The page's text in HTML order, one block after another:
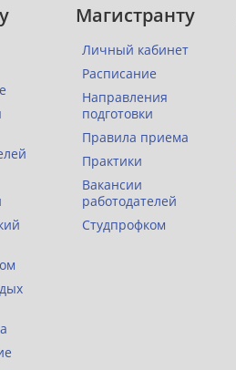
Магистранту
Личный кабинет
Расписание
Направления
подготовки
Правила приема
Практики
Вакансии
работодателей
Студпрофком